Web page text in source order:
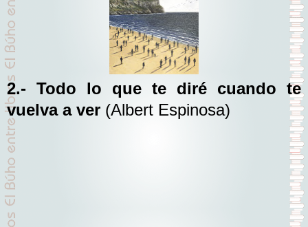
2.- Todo lo que te diré cuando te
vuelva a ver (Albert Espinosa)